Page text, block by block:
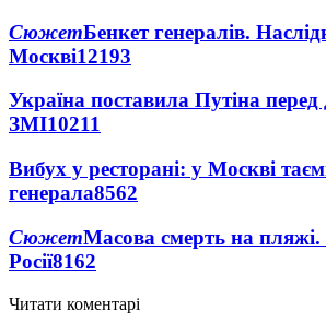
СюжетБенкет генералів.
Москві12193
Україна поставила Путіна
ЗМІ10211
Вибух у ресторані: у Москві
генерала8562
СюжетМасова смерть на
Росії8162
Читати коментарі